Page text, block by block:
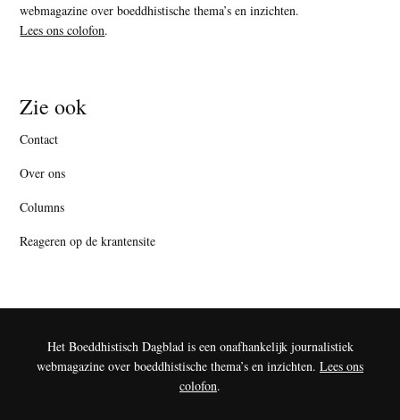
webmagazine over boeddhistische thema’s en inzichten.
Lees ons colofon.
Zie ook
Contact
Over ons
Columns
Reageren op de krantensite
Het Boeddhistisch Dagblad is een onafhankelijk journalistiek
webmagazine over boeddhistische thema’s en inzichten. Lees ons
colofon.